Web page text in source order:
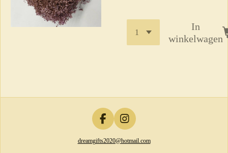
In
winkelwagen
F
a
c
I
n
s
dreamgifts2020@hotmail.com